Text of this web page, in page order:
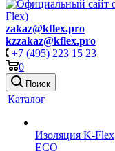
zakaz@kflex.pro
kzzakaz@kflex.pro
+7 (495) 223 15 23
0
Поиск
Каталог
Изоляция K-Flex
ECO